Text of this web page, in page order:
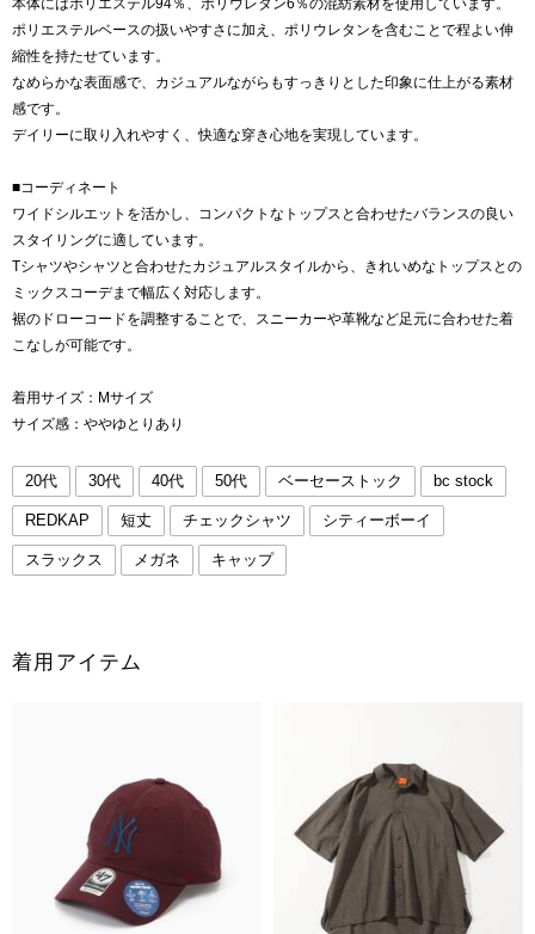
本体にはポリエステル94％、ポリウレタン6％の混紡素材を使用しています。
ポリエステルベースの扱いやすさに加え、ポリウレタンを含むことで程よい伸
縮性を持たせています。
なめらかな表面感で、カジュアルながらもすっきりとした印象に仕上がる素材
感です。
デイリーに取り入れやすく、快適な穿き心地を実現しています。
■コーディネート
ワイドシルエットを活かし、コンパクトなトップスと合わせたバランスの良い
スタイリングに適しています。
Tシャツやシャツと合わせたカジュアルスタイルから、きれいめなトップスとの
ミックスコーデまで幅広く対応します。
裾のドローコードを調整することで、スニーカーや革靴など足元に合わせた着
こなしが可能です。
着用サイズ：Mサイズ
サイズ感：ややゆとりあり
20代 30代 40代 50代 ベーセーストック bc stock
REDKAP 短丈 チェックシャツ シティーボーイ
スラックス メガネ キャップ
着用アイテム